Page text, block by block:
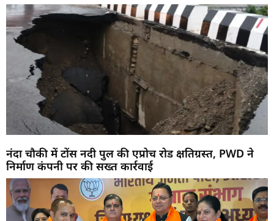
नंदा चौकी में टोंस नदी पुल की एप्रोच रोड क्षतिग्रस्त, PWD ने
निर्माण कंपनी पर की सख्त कार्रवाई